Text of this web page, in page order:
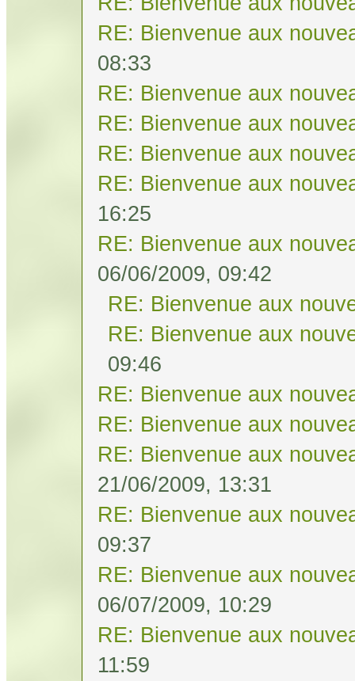
RE: Bienvenue aux
08:33
RE: Bienvenue aux
RE: Bienvenue aux
RE: Bienvenue aux
RE: Bienvenue aux
16:25
RE: Bienvenue aux
06/06/2009, 09:42
RE: Bienvenue aux
RE: Bienvenue aux
09:46
RE: Bienvenue aux
RE: Bienvenue aux
RE: Bienvenue aux
21/06/2009, 13:31
RE: Bienvenue aux
09:37
RE: Bienvenue aux
06/07/2009, 10:29
RE: Bienvenue aux
11:59